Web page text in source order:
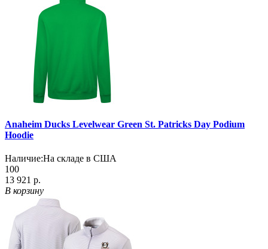
Anaheim Ducks Levelwear Green St. Patricks Day Podium
Hoodie
Наличие:На складе в США
100
13 921 р.
В корзину